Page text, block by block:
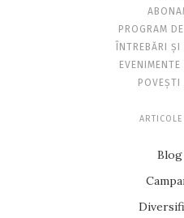
PROGRAM
ÎNTREBĂRI ȘI
POVEȘTI
Blog